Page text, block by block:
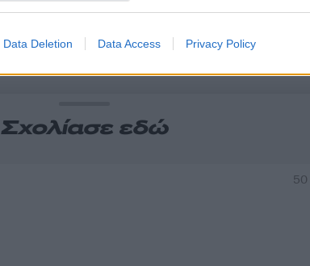
Data Deletion Data Access Privacy Policy
Σχολίασε εδώ